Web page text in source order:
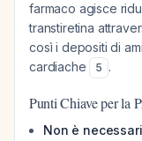
farmaco agisce
transtiretina
così i depositi di
cardiache
5 .
Punti Chiave per la
Non è